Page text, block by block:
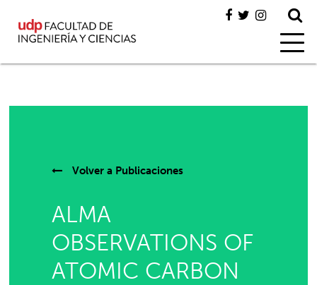
Volver a Publicaciones
ALMA
OBSERVATIONS OF
ATOMIC CARBON